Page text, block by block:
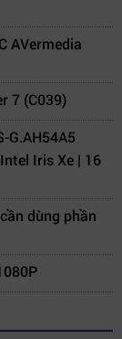
AVermedia
7 (C039)
G.AH54A5
Iris Xe | 16
dùng phần